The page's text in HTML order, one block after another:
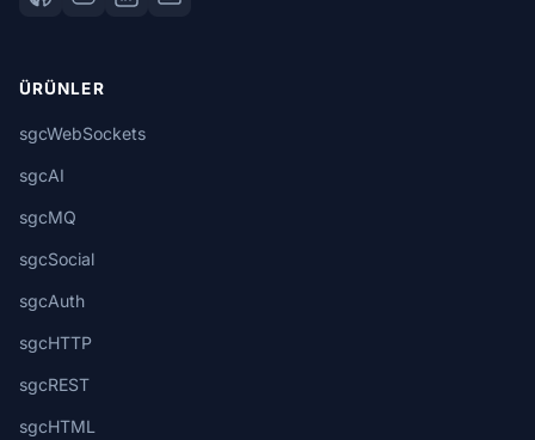
ÜRÜNLER
sgcWebSockets
sgcAI
sgcMQ
sgcSocial
sgcAuth
sgcHTTP
sgcREST
sgcHTML